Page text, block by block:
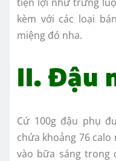
kèm với các loại
miệng đó nha.
II. Đậu
Cứ 100g đậu phụ
chứa khoảng 76 calo
vào bữa sáng